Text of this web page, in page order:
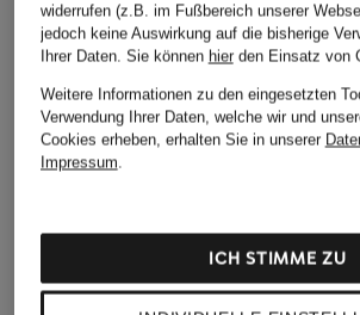
widerrufen (z.B. im Fußbereich unserer
jedoch keine Auswirkung auf die bisherige
Ihrer Daten. Sie können hierden Einsatz von
Weitere Informationen zu den eingesetzten
Verwendung Ihrer Daten, welche wir und
Cookies erheben, erhalten Sie in unserer
Impressum.
ICH STIMME ZU